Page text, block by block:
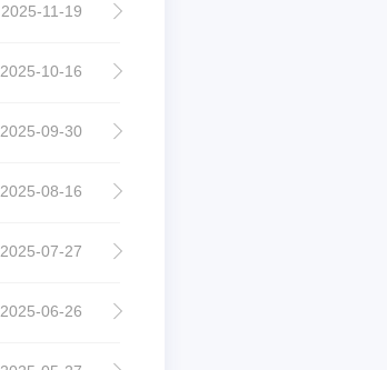
2025-11-19
2025-10-16
2025-09-30
2025-08-16
2025-07-27
2025-06-26